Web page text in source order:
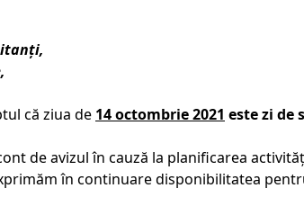
că ziua de 14 octombrie 2021 este zi de
de avizul în cauză la planificarea
în continuare disponibilitatea